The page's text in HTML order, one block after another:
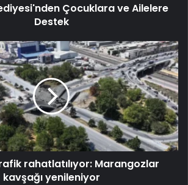
Çocuklara ve Ailelere
Destek
rahatlatılıyor: Marangozlar
kavşağı yenileniyor